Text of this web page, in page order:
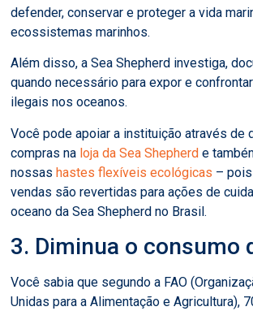
defender, conservar e proteger a vida
ecossistemas marinhos.
Além disso, a Sea Shepherd investiga,
quando necessário para expor e
ilegais nos oceanos.
Você pode apoiar a instituição através de
compras na loja da Sea Shepherd e
nossashastes flexíveis ecológicas –
vendas são revertidas para ações de
oceano da Sea Shepherd no Brasil.
3. Diminua o consumo
Você sabia que segundo a FAO
Unidas para a Alimentação e Agricultura),